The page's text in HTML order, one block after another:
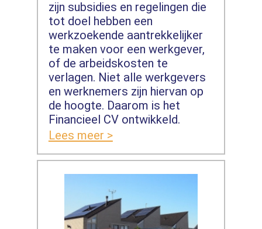
zijn subsidies en regelingen die
tot doel hebben een
werkzoekende aantrekkelijker
te maken voor een werkgever,
of de arbeidskosten te
verlagen. Niet alle werkgevers
en werknemers zijn hiervan op
de hoogte. Daarom is het
Financieel CV ontwikkeld.
Lees meer >